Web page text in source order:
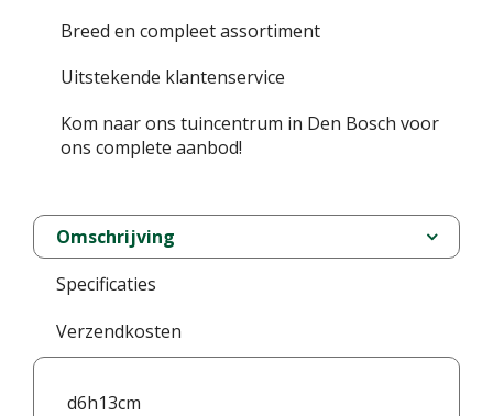
Breed en compleet assortiment
Uitstekende klantenservice
Kom naar ons tuincentrum in Den Bosch voor
ons complete aanbod!
Omschrijving
Specificaties
Verzendkosten
d6h13cm